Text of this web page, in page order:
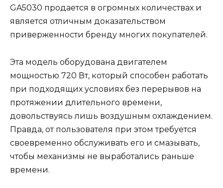
GA5030 продается в огромных количествах и
является отличным доказательством
приверженности бренду многих покупателей.
Эта модель оборудована двигателем
мощностью 720 Вт, который способен работать
при подходящих условиях без перерывов на
протяжении длительного времени,
довольствуясь лишь воздушным охлаждением.
Правда, от пользователя при этом требуется
своевременно обслуживать его и смазывать,
чтобы механизмы не выработались раньше
времени.